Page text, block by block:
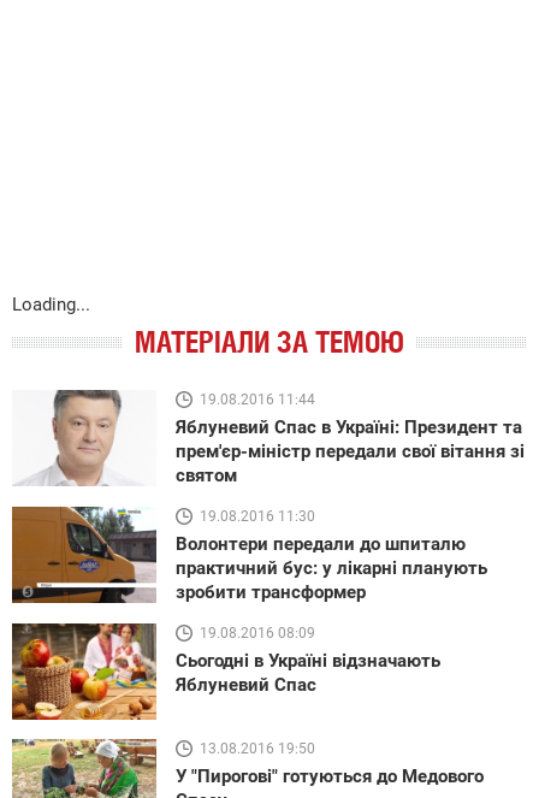
Loading...
МАТЕРІАЛИ ЗА ТЕМОЮ
19.08.2016 11:44
Яблуневий Спас в Україні: Президент та
прем'єр-міністр передали свої вітання зі
святом
19.08.2016 11:30
Волонтери передали до шпиталю
практичний бус: у лікарні планують
зробити трансформер
19.08.2016 08:09
Сьогодні в Україні відзначають
Яблуневий Спас
13.08.2016 19:50
У "Пирогові" готуються до Медового